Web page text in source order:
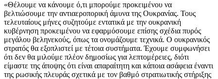
«Θέλουμε να κάνουμε ό,τι μπορούμε προκειμένου να
βελτιώσουμε την αντιαεροπορική άμυνα της Ουκρανίας. Τους
τελευταίους μήνες συζητούμε εντατικά με την ουκρανική
κυβέρνηση προκειμένου να εφαρμόσουμε επίσης σχέδια πυρός
μεγάλου βεληνεκούς, όπως τα ονομάζουμε τεχνικά. Ο ουκρανικός
στρατός θα εξοπλιστεί με τέτοια συστήματα. Έχουμε συμφωνήσει
ότι δεν θα μιλούμε πλέον δημοσίως για λεπτομέρειες, διότι
είμαστε της άποψης ότι είναι απαραίτητη και κάποια ασάφεια έναντι
της ρωσικής πλευράς σχετικά με τον βαθμό στρατιωτικής στήριξης